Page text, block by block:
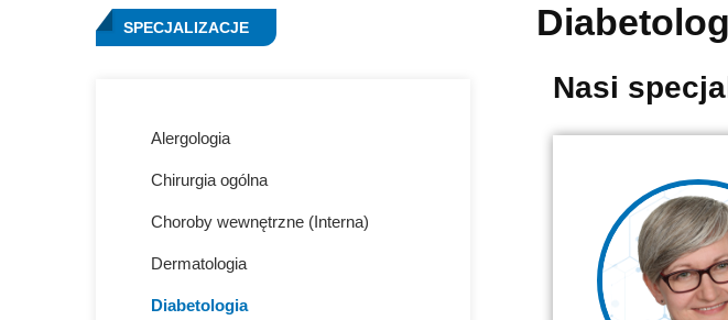
Nasi
SPECJALIZACJE
Alergologia
Chirurgia ogólna
Choroby wewnętrzne (Interna)
Dermatologia
Diabetologia